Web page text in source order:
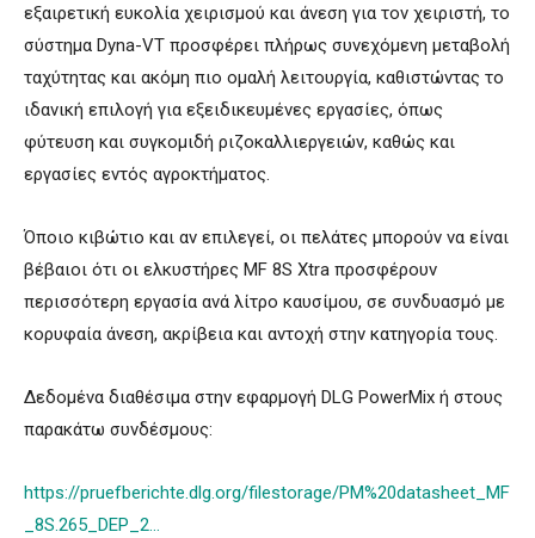
εξαιρετική ευκολία χειρισμού και άνεση για τον χειριστή, το
σύστημα Dyna-VT προσφέρει πλήρως συνεχόμενη μεταβολή
ταχύτητας και ακόμη πιο ομαλή λειτουργία, καθιστώντας το
ιδανική επιλογή για εξειδικευμένες εργασίες, όπως
φύτευση και συγκομιδή ριζοκαλλιεργειών, καθώς και
εργασίες εντός αγροκτήματος.
Όποιο κιβώτιο και αν επιλεγεί, οι πελάτες μπορούν να είναι
βέβαιοι ότι οι ελκυστήρες MF 8S Xtra προσφέρουν
περισσότερη εργασία ανά λίτρο καυσίμου, σε συνδυασμό με
κορυφαία άνεση, ακρίβεια και αντοχή στην κατηγορία τους.
Δεδομένα διαθέσιμα στην εφαρμογή DLG PowerMix ή στους
παρακάτω συνδέσμους:
https://pruefberichte.dlg.org/filestorage/PM%20datasheet_MF
_8S.265_DEP_2…